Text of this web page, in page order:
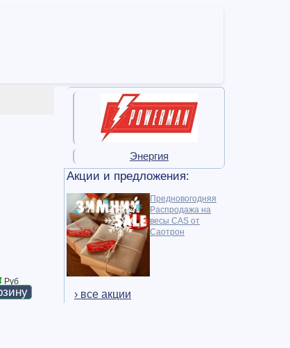
Энергия
Акции и предложения:
Предновогодняя
Распродажа на
весы CAS от
Саотрон
› все акции
Руб